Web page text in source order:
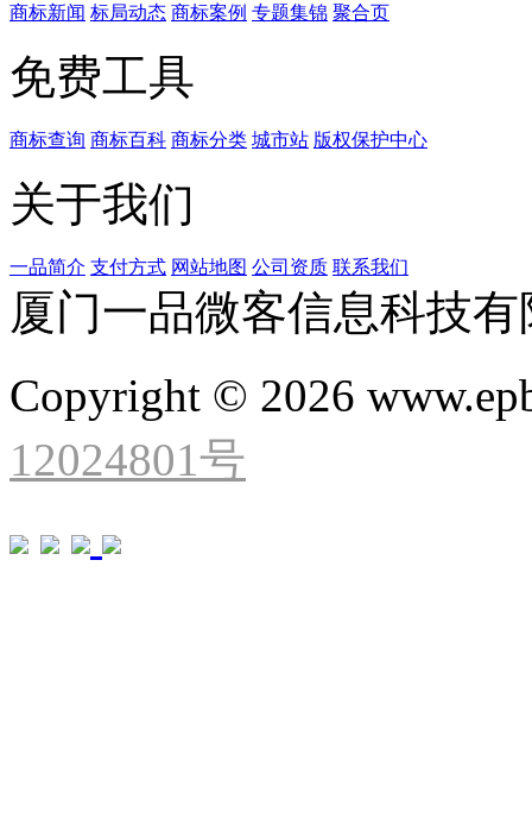
商标新闻 标局动态 商标案例 专题集锦 聚合页
免费工具
商标查询 商标百科 商标分类 城市站 版权保护中心
关于我们
一品简介 支付方式 网站地图 公司资质 联系我们
厦门一品微客信息科技
Copyright © 2026
12024801号